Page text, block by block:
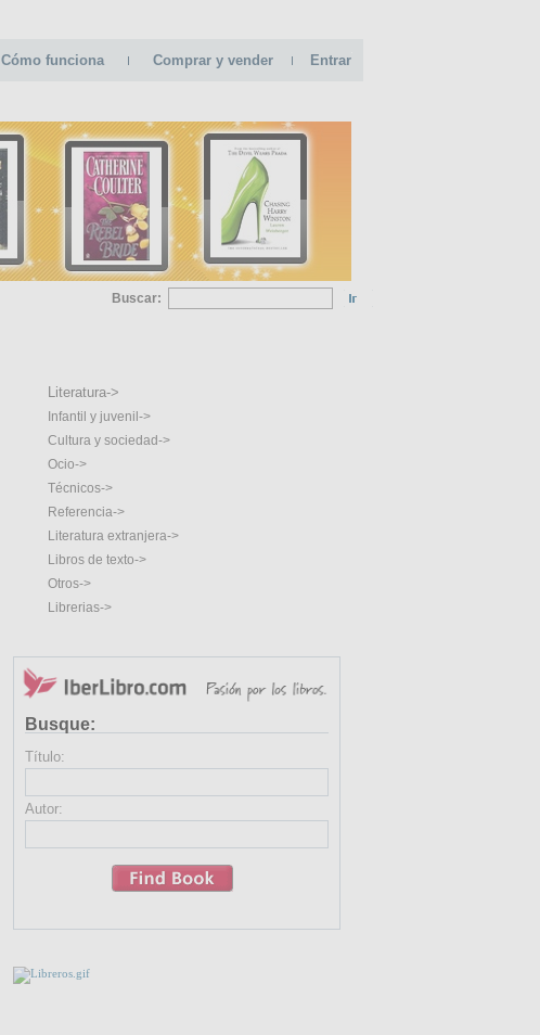
Cómo funciona Comprar y vender Entrar
Buscar:
Literatura->
Infantil y juvenil->
Cultura y sociedad->
Ocio->
Técnicos->
Referencia->
Literatura extranjera->
Libros de texto->
Otros->
Librerias->
Busque:
Título:
Autor: